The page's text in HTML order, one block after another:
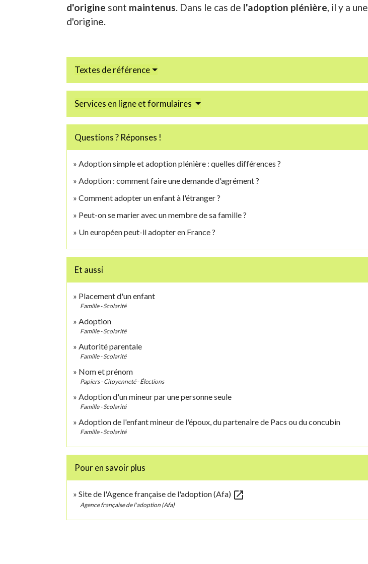
d'origine sont maintenus. Dans le cas de l'adoption plénière, il y a une
d'origine.
Textes de référence
Services en ligne et formulaires
Questions ? Réponses !
Adoption simple et adoption plénière : quelles différences ?
Adoption : comment faire une demande d'agrément ?
Comment adopter un enfant à l'étranger ?
Peut-on se marier avec un membre de sa famille ?
Un européen peut-il adopter en France ?
Et aussi
Placement d'un enfant
Famille - Scolarité
Adoption
Famille - Scolarité
Autorité parentale
Famille - Scolarité
Nom et prénom
Papiers - Citoyenneté - Élections
Adoption d'un mineur par une personne seule
Famille - Scolarité
Adoption de l'enfant mineur de l'époux, du partenaire de Pacs ou du concubin
Famille - Scolarité
Pour en savoir plus
Site de l'Agence française de l'adoption (Afa) open_in_new
Agence française de l'adoption (Afa)